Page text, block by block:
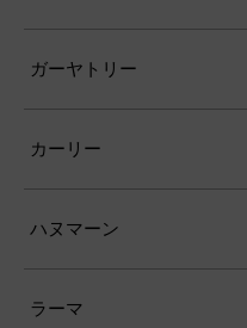
ガーヤトリー
カーリー
ハヌマーン
ラーマ